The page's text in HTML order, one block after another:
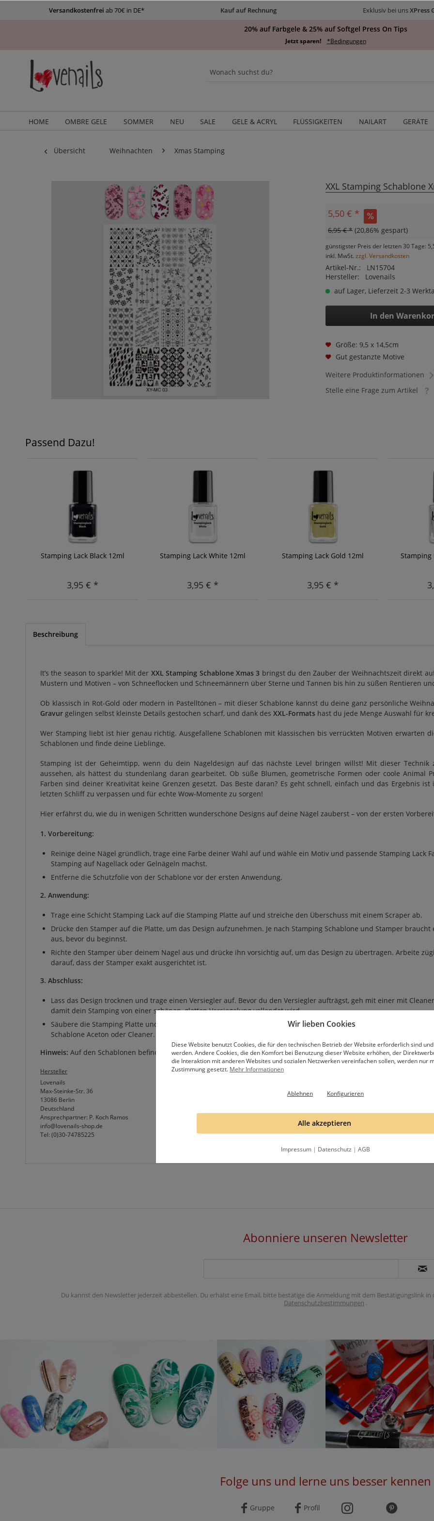
Versandkostenfrei ab 70€ in DE* Kauf auf Rechnung Exklusiv bei unsXPress
20% auf Farbgele & 25% auf Softgel Press On Tips
Jetzt sparen! *Bedingungen
HOME OMBRE GELE SOMMER NEU SALE GELE & ACRYL FLÜSSIGKEITEN NAILART GERÄTE
Übersicht Weihnachten Xmas Stamping
XXL Stamping Schablone
5,50 € *
6,95 € * (20,86% gespart)
günstigster Preis der letzten 30 Tage:
inkl. MwSt. zzgl. Versandkosten
Artikel-Nr.:
LN15704
Hersteller:
Lovenails
auf Lager, Lieferzeit 2-3
In den
Größe: 9,5 x 14,5cm
Gut gestanzte Motive
Weitere Produktinformationen
Stelle eine Frage zum Artikel
Passend Dazu!
Stamping Lack Black 12ml
3,95 € *
Stamping Lack White 12ml
3,95 € *
Stamping Lack Gold 12ml
3,95 € *
Stamping
Beschreibung
It’s the season to sparkle! Mit der XXL Stamping Schablone Xmas 3 bringst du den Zauber der Weihnachtszeit direkt
Mustern und Motiven – von Schneeflocken und Schneemännern über Sterne und Tannen bis hin zu süßen Rentieren
Ob klassisch in Rot-Gold oder modern in Pastelltönen – mit dieser Schablone kannst du deine ganz persönliche
Gravur gelingen selbst kleinste Details gestochen scharf, und dank des XXL-Formats hast du jede Menge Auswahl für
Wer Stamping liebt ist hier genau richtig. Ausgefallene Schablonen mit klassischen bis verrückten Motiven erwarten
Schablonen und finde deine Lieblinge.
Stamping ist der Geheimtipp, wenn du dein Nageldesign auf das nächste Level bringen willst! Mit dieser
aussehen, als hättest du stundenlang daran gearbeitet. Ob süße Blumen, geometrische Formen oder coole Animal
Farben sind deiner Kreativität keine Grenzen gesetzt. Das Beste daran? Es geht schnell, einfach und das Ergebnis
letzten Schliff zu verpassen und für echte Wow-Momente zu sorgen!
Hier erfährst du, wie du in wenigen Schritten wunderschöne Designs auf deine Nägel zauberst – von der ersten
1. Vorbereitung:
Reinige deine Nägel gründlich, trage eine Farbe deiner Wahl auf und wähle ein Motiv und passende Stamping Lack
Stamping auf Nagellack oder Gelnägeln machst.
Entferne die Schutzfolie von der Schablone vor der ersten Anwendung.
2. Anwendung:
Trage eine Schicht Stamping Lack auf die Stamping Platte auf und streiche den Überschuss mit einem Scraper ab.
Drücke den Stamper auf die Platte, um das Design aufzunehmen. Je nach Stamping Schablone und Stamper
aus, bevor du beginnst.
Richte den Stamper über deinem Nagel aus und drücke ihn vorsichtig auf, um das Design zu übertragen. Arbeite
darauf, dass der Stamper exakt ausgerichtet ist.
3. Abschluss:
Lass das Design trocknen und trage einen Versiegler auf. Bevor du den Versiegler aufträgst, geh mit einer mit
damit dein Stamping von einer schönen, glatten Versiegelung vollendet wird.
Säubere die Stamping Platte und den Stempel nach der Anwendung. Hierfür eignet sich für den Stamper am
Schablone Aceton oder Cleaner.
Hinweis: Auf den Schablonen befindet sich eine Schutzfolie, diese vor Gebrauch entfernen.
Hersteller
Lovenails
Max-Steinke-Str. 36
13086 Berlin
Deutschland
Ansprechpartner: P. Koch Ramos
info@lovenails-shop.de
Tel: (0)30-74785225
Abonniere unseren Newsletter
Du kannst den Newsletter jederzeit abbestellen. Du erhälst eine Email, bitte bestätige die Anmeldung mit dem Bestätigungslink
Datenschutzbestimmungen .
Folge uns und lerne uns besser kennen
Gruppe Profil
Wir lieben Cookies
Diese Website benutzt Cookies, die für den technischen Betrieb der Website erforderlich sind
werden. Andere Cookies, die den Komfort bei Benutzung dieser Website erhöhen, der
die Interaktion mit anderen Websites und sozialen Netzwerken vereinfachen sollen, werden nur
Zustimmung gesetzt. Mehr Informationen
Ablehnen Konfigurieren
Alle akzeptieren
Impressum | Datenschutz | AGB